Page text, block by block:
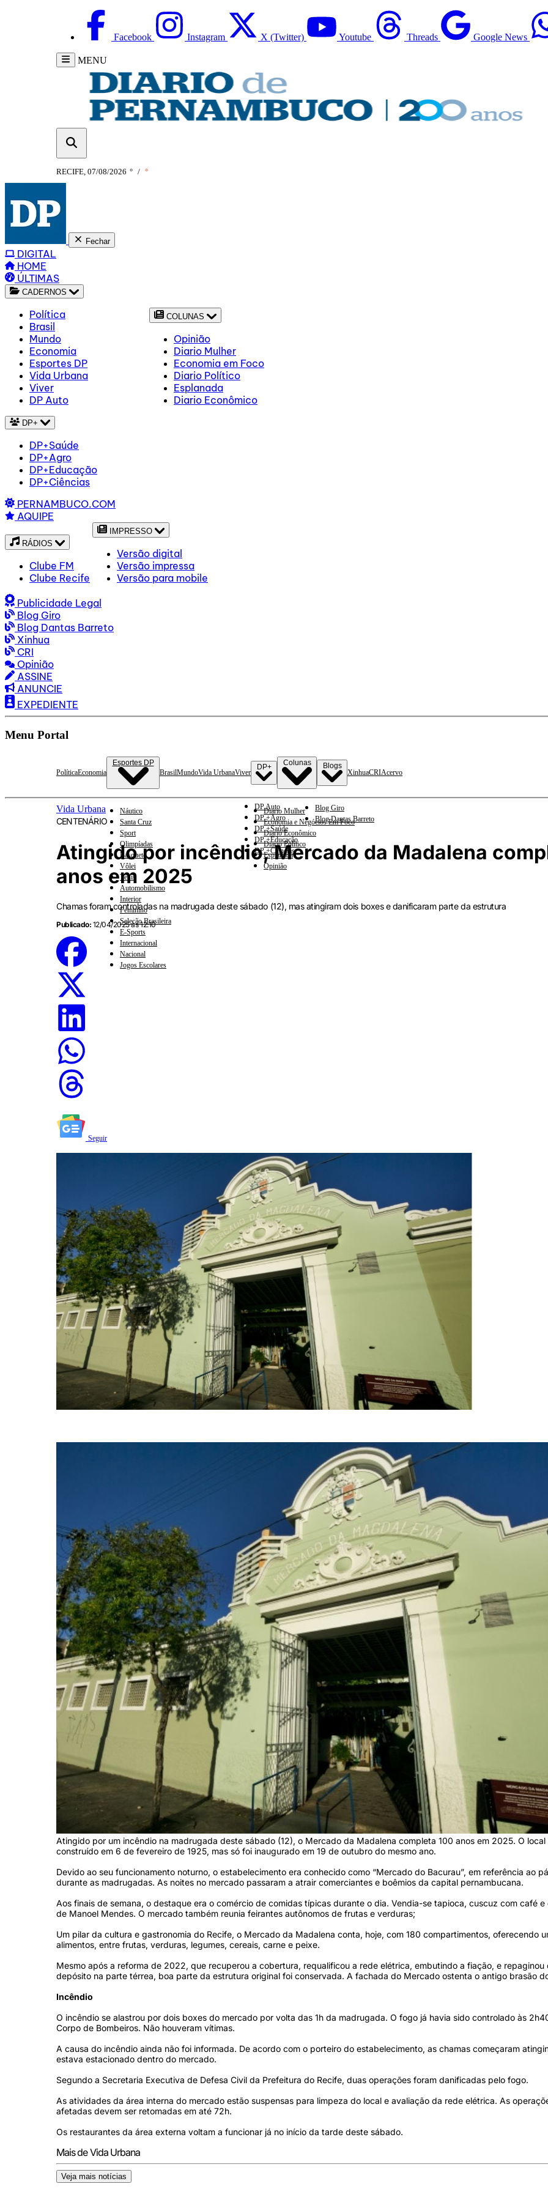
Facebook Instagram X (Twitter) Youtube Threads Google News
MENU
RECIFE, 07/08/2026 ° / °
Fechar
DIGITAL
HOME
ÚLTIMAS
CADERNOS
Política
Brasil
Mundo
Economia
Esportes DP
Vida Urbana
Viver
DP Auto
COLUNAS
Opinião
Diario Mulher
Economia em Foco
Diario Político
Esplanada
Diario Econômico
DP+
DP+Saúde
DP+Agro
DP+Educação
DP+Ciências
PERNAMBUCO.COM
AQUIPE
RÁDIOS
Clube FM
Clube Recife
IMPRESSO
Versão digital
Versão impressa
Versão para mobile
Publicidade Legal
Blog Giro
Blog Dantas Barreto
Xinhua
CRI
Opinião
ASSINE
ANUNCIE
EXPEDIENTE
Menu Portal
PolíticaEconomia
Esportes DP
Náutico
Santa Cruz
Sport
Olimpíadas
Basquete
Vôlei
Tênis
Automobilismo
Interior
Feminino
Seleção Brasileira
E-Sports
Internacional
Nacional
Jogos Escolares
BrasilMundoVida UrbanaViver
DP+
DP Auto
DP +Agro
DP +Saúde
DP +Educação
DP +Ciências
Colunas
Diario Mulher
Economia e Negócios Em Foco
Diario Econômico
Diario Político
Esplanada
Opinião
Blogs
Blog Giro
Blog Dantas Barreto
XinhuaCRIAcervo
Vida Urbana
CENTENÁRIO
Atingido por incêndio, Mercado da Madalena
anos em 2025
Chamas foram controladas na madrugada deste sábado (12), mas atingiram dois boxes e danificaram parte da estrutura
Publicado: 12/04/2025 às 12:10
Seguir
Atingido por um incêndio na madrugada deste sábado (12), o Mercado da Madalena completa 100 anos em 2025. O local
construído em 6 de fevereiro de 1925, mas só foi inaugurado em 19 de outubro do mesmo ano.
Devido ao seu funcionamento noturno, o estabelecimento era conhecido como “Mercado do Bacurau”, em referência ao
durante as madrugadas. As noites no mercado passaram a atrair comerciantes e boêmios da capital pernambucana.
Aos finais de semana, o destaque era o comércio de comidas típicas durante o dia. Vendia-se tapioca, cuscuz com café
de Manoel Mendes. O mercado também reunia feirantes autônomos de frutas e verduras;
Um pilar da cultura e gastronomia do Recife, o Mercado da Madalena conta, hoje, com 180 compartimentos, oferecendo
alimentos, entre frutas, verduras, legumes, cereais, carne e peixe.
Mesmo após a reforma de 2022, que recuperou a cobertura, requalificou a rede elétrica, embutindo a fiação, e repaginou
depósito na parte térrea, boa parte da estrutura original foi conservada. A fachada do Mercado ostenta o antigo brasão
Incêndio
O incêndio se alastrou por dois boxes do mercado por volta das 1h da madrugada. O fogo já havia sido controlado às
Corpo de Bombeiros. Não houveram vítimas.
A causa do incêndio ainda não foi informada. De acordo com o porteiro do estabelecimento, as chamas começaram
estava estacionado dentro do mercado.
Segundo a Secretaria Executiva de Defesa Civil da Prefeitura do Recife, duas operações foram danificadas pelo fogo.
As atividades da área interna do mercado estão suspensas para limpeza do local e avaliação da rede elétrica. As
afetadas devem ser retomadas em até 72h.
Os restaurantes da área externa voltam a funcionar já no início da tarde deste sábado.
Mais de Vida Urbana
Veja mais notícias